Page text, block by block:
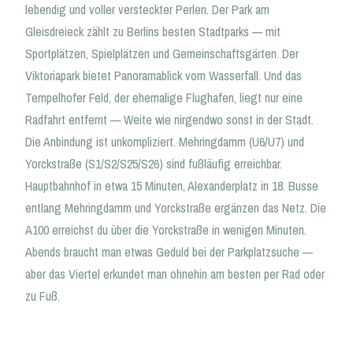
lebendig und voller versteckter Perlen. Der Park am
Gleisdreieck zählt zu Berlins besten Stadtparks — mit
Sportplätzen, Spielplätzen und Gemeinschaftsgärten. Der
Viktoriapark bietet Panoramablick vom Wasserfall. Und das
Tempelhofer Feld, der ehemalige Flughafen, liegt nur eine
Radfahrt entfernt — Weite wie nirgendwo sonst in der Stadt.
Die Anbindung ist unkompliziert. Mehringdamm (U6/U7) und
Yorckstraße (S1/S2/S25/S26) sind fußläufig erreichbar.
Hauptbahnhof in etwa 15 Minuten, Alexanderplatz in 18. Busse
entlang Mehringdamm und Yorckstraße ergänzen das Netz. Die
A100 erreichst du über die Yorckstraße in wenigen Minuten.
Abends braucht man etwas Geduld bei der Parkplatzsuche —
aber das Viertel erkundet man ohnehin am besten per Rad oder
zu Fuß.